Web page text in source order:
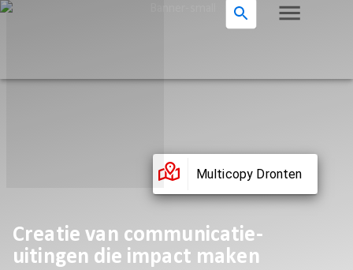
Multicopy Dronten
Creatie van communicatie-
uitingen die impact maken